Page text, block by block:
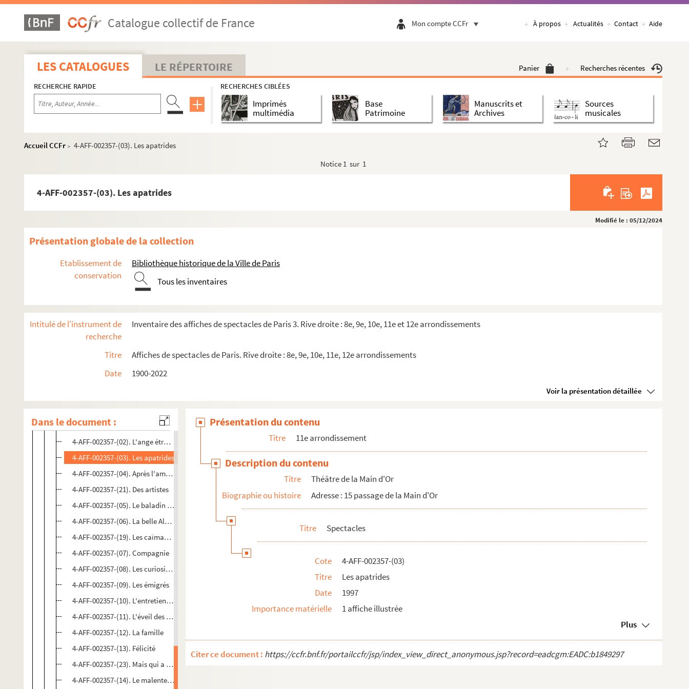
Catalogue collectif de France Mon compte CCFr À propos Actualités Contact Aide
LES CATALOGUES LE RÉPERTOIRE Panier Recherches récentes
RECHERCHE RAPIDE RECHERCHES CIBLÉES
Imprimés
multimédia
Base
Patrimoine
Manuscrits et
Archives
Sources
musicales
Accueil CCFr > 4-AFF-002357-(03). Les apatrides
Notice 1 sur 1
4-AFF-002357-(03). Les apatrides
Modifié le : 05/12/2024
Présentation globale de la collection
Etablissement de
conservation
Bibliothèque historique de la Ville de Paris
Tous les inventaires
Intitulé de l'instrument de
recherche
Inventaire des affiches de spectacles de Paris 3. Rive droite : 8e, 9e, 10e, 11e et 12e arrondissements
Titre
Affiches de spectacles de Paris. Rive droite : 8e, 9e, 10e, 11e, 12e arrondissements
Date
1900-2022
Voir la présentation détaillée
Dans le document :
Conservatoire Charles Munch
Cyrano-Théâtre
Église Saint-Joseph-des-Nations
Espace La Comedia
Espace Kiron
Espace Saint-Sabin
Henri Selmer Paris
Maison des Métallos
O'Berzinc
Pan Piper
Le Passage vers les étoiles
La scène Bastille
Théâtre Arcane
Théâtre Artistic Athévains. Artistic Théâtre
Théâtre André Bourvil
Théâtre du Château-d'eau
Théâtre des Cinquante
Théâtre de l'épouvantail
Théâtre de la Folie-sur-cour
Spectacles
4-AFF-002357-(01). L'alpage
4-AFF-002357-(02). L'ange étrange et la véritable vierge Marie Mac-Do
4-AFF-002357-(03). Les apatrides
4-AFF-002357-(04). Après l'amour
4-AFF-002357-(21). Des artistes
4-AFF-002357-(05). Le baladin du monde occidental
4-AFF-002357-(06). La belle Alphrède
4-AFF-002357-(19). Les caïmans sont des gens comme les autres
4-AFF-002357-(07). Compagnie
4-AFF-002357-(08). Les curiosités esthétiques
4-AFF-002357-(09). Les émigrés
4-AFF-002357-(10). L'entretien du solitaire
4-AFF-002357-(11). L'éveil des ténèbres
4-AFF-002357-(12). La famille
4-AFF-002357-(13). Félicité
4-AFF-002357-(23). Mais qui a élu de Niro roi d'Amérique ?
4-AFF-002357-(14). Le malentendu
Présentation du contenu
Titre 11e arrondissement
Description du contenu
Titre
Théâtre de la Main d'Or
Biographie ou histoire
Adresse : 15 passage de la Main d'Or
Titre Spectacles
Cote
4-AFF-002357-(03)
Titre
Les apatrides
Date
1997
Importance matérielle
1 affiche illustrée
Plus
Citer ce document : https://ccfr.bnf.fr/portailccfr/jsp/index_view_direct_anonymous.jsp?record=eadcgm:EADC:b1849297